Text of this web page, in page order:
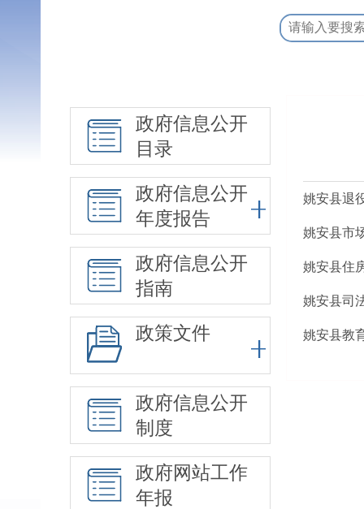
政府信息公开
目录
政府信息公开
年度报告
政府信息公开
指南
政策文件
政府信息公开
制度
政府网站工作
年报
姚安县退
姚安县市
姚安县住
姚安县司
姚安县教